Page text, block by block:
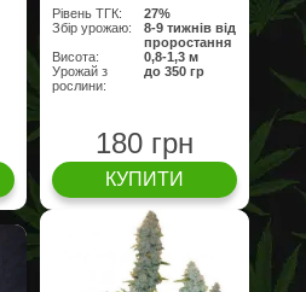
Рівень ТГК:
27%
Збір урожаю:
8-9 тижнів від
проростання
Висота:
0,8-1,3 м
Урожай з
рослини:
до 350 гр
180 грн
КУПИТИ